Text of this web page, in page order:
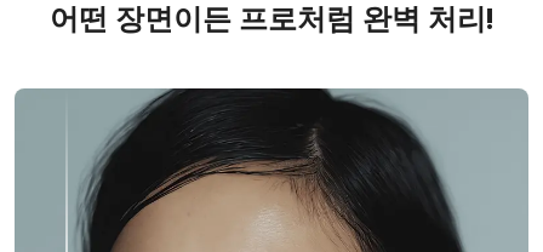
어떤 장면이든 프로처럼 완벽 처리!